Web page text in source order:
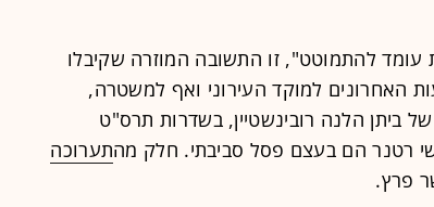
להתמוטט", זו התשובה המוזרה שקיבלו
האחרונים למוקד העירוני ואף למשטרה,
ביתן הלנה רובינשטיין, בשדרות תרס"ט
רטנר הם בעצם פסל סביבתי. חלק מהתערוכה
פרץ.